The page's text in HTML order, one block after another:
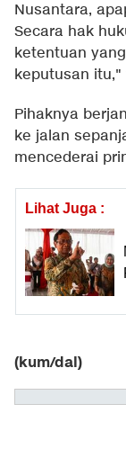
Nusantara,
Secara hak
ketentuan
keputusan itu,"
Pihaknya
ke jalan
mencederai
Lihat Juga :
(kum/dal)